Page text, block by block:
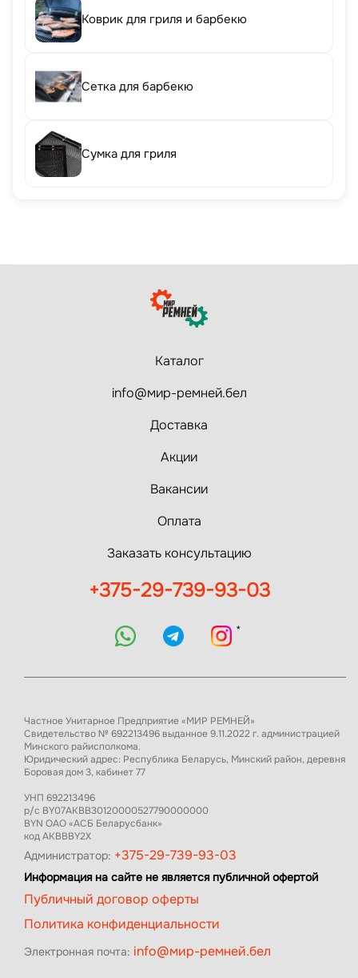
Коврик для гриля и барбекю
Сетка для барбекю
Сумка для гриля
Каталог
info@мир-ремней.бел
Доставка
Акции
Вакансии
Оплата
Заказать консультацию
+375-29-739-93-03
*
Частное Унитарное Предприятие «МИР РЕМНЕЙ»
Свидетельство № 692213496 выданное 9.11.2022 г. администрацией
Минского райисполкома.
Юридический адрес: Республика Беларусь, Минский район, деревня
Боровая дом 3, кабинет 77
УНП 692213496
р/с BY07AKBB30120000527790000000
BYN ОАО «АСБ Беларусбанк»
код AKBBBY2X
Администратор: +375-29-739-93-03
Информация на сайте не является публичной офертой
Публичный договор оферты
Политика конфиденциальности
Электронная почта: info@мир-ремней.бел